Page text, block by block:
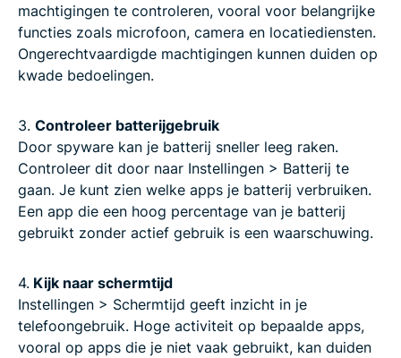
machtigingen te controleren, vooral voor belangrijke
functies zoals microfoon, camera en locatiediensten.
Ongerechtvaardigde machtigingen kunnen duiden op
kwade bedoelingen.
3. Controleer batterijgebruik
Door spyware kan je batterij sneller leeg raken.
Controleer dit door naar Instellingen > Batterij te
gaan. Je kunt zien welke apps je batterij verbruiken.
Een app die een hoog percentage van je batterij
gebruikt zonder actief gebruik is een waarschuwing.
4. Kijk naar schermtijd
Instellingen > Schermtijd geeft inzicht in je
telefoongebruik. Hoge activiteit op bepaalde apps,
vooral op apps die je niet vaak gebruikt, kan duiden